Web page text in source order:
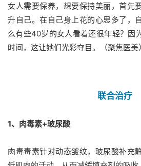
女人需要保养，想要保持美丽，首先
升自己。在自己身上花的心思多了，
么有些40岁的女人看着还很年轻？因
时间，这让她们光彩夺目。（聚焦医美）
联合治疗
1、肉毒素+玻尿酸
肉毒毒素针对动态皱纹，玻尿酸补充